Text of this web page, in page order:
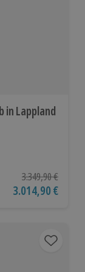
in Lappland
Ursprünglicher
3.349,90 €
Aktueller Preis
3.014,90 €